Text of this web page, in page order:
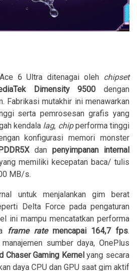
6 Ultra ditenagai oleh chipset
Dimensity 9500dengan
Fabrikasi mutakhir ini menawarkan
serta pemrosesan grafis yang
kendala lag, chipperforma tinggi
konfigurasi memori monster
dan penyimpanan internal
memiliki kecepatan baca/ tulis
MB/s.
untuk menjalankan gim berat
Delta Force pada pengaturan
ini mampu mencatatkan performa
frame rate mencapai 164,7 fps.
sumber daya, OnePlus
Chaser Gaming Kernelyang secara
daya CPU dan GPU saat gim aktif